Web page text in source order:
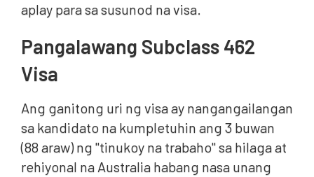
aplay para sa susunod na visa.
Pangalawang Subclass 462
Visa
Ang ganitong uri ng visa ay nangangailangan
sa kandidato na kumpletuhin ang 3 buwan
(88 araw) ng "tinukoy na trabaho" sa hilaga at
rehiyonal na Australia habang nasa unang